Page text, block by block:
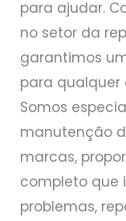
para ajudar.
no setor da
garantimos
para qualquer
Somos
manutenção
marcas,
completo que
problemas,